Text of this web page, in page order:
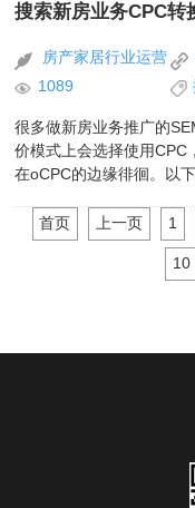
搜索新房业务CPC转
房产家居行业运营
1089
很多做新房业务推广的
价模式上会选择使用CPC
在oCPC的边缘徘徊。以
首页
上一页 1
10